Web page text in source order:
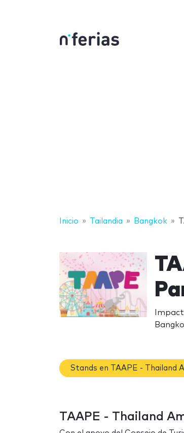
Inicio Tailandia Bangkok
Stands en TAAPE - Thailand
TAAPE - Thailand